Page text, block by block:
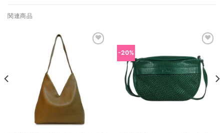
関連商品
-20%
お気に
入りに
追加し
ました